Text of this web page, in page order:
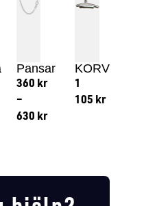
Pansar
360 kr
–
630 kr
KORV
1
105 kr